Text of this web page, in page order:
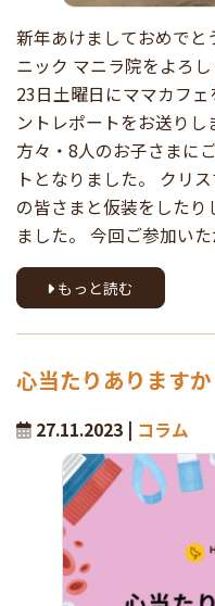
新年あけましておめでと
ニック マニラ院をよろ
23日土曜日にママカフ
ントレポートをお送りし
方々・8人のお子さまに
トとなりました。 クリ
の皆さまと仮装をした
ました。 今回ご参加い
もっと読む
心当たりあります
27.11.2023 | コラム